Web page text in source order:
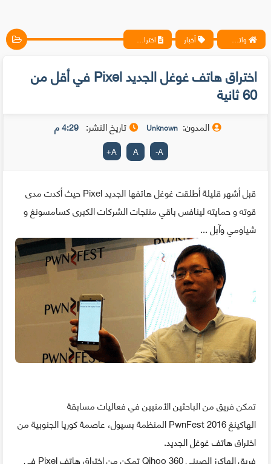
واتس آب ، فيسبوك ، أنترنت ، شروحات تقنية حصرية - المحترف أخبار اختراق هاتف غوغل الجديد Pixel في أقل من 60 ثانية
اختراق هاتف غوغل الجديد Pixel في أقل من
60 ثانية
المدون: Unknown تاريخ النشر: 4:29 م
A
-
A
A
+
قبل أشهر قليلة أطلقت غوغل هاتفها الجديد Pixel حيث أكدت مدى
قوته و حمايته لينافس باقي منتجات الشركات الكبرى كسامسونغ و
شياومي وآبل ...
تمكن فريق من الباحثين الأمنيين في فعاليات مسابقة
الهاكينغ
PwnFest 2016 المنظمة بسيول، عاصمة كوريا الجنوبية من
اختراق هاتف غوغل الجديد.
فريق الهاكرز الصيني
Qihoo 360 تمكن من اختراق هاتف Pixel في